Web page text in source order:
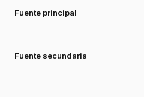
Fuente principal
Fuente secundaria